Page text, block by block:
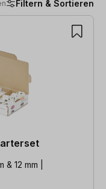
Filtern & Sortieren
12 mm |